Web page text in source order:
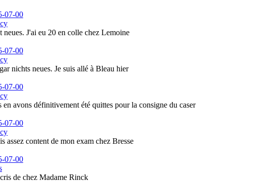
07-00
neues. J'ai eu 20 en colle chez Lemoine
07-00
nichts neues. Je suis allé à Bleau hier
07-00
en avons définitivement été quittes pour la consigne du caser
07-00
assez content de mon exam chez Bresse
07-00
de chez Madame Rinck